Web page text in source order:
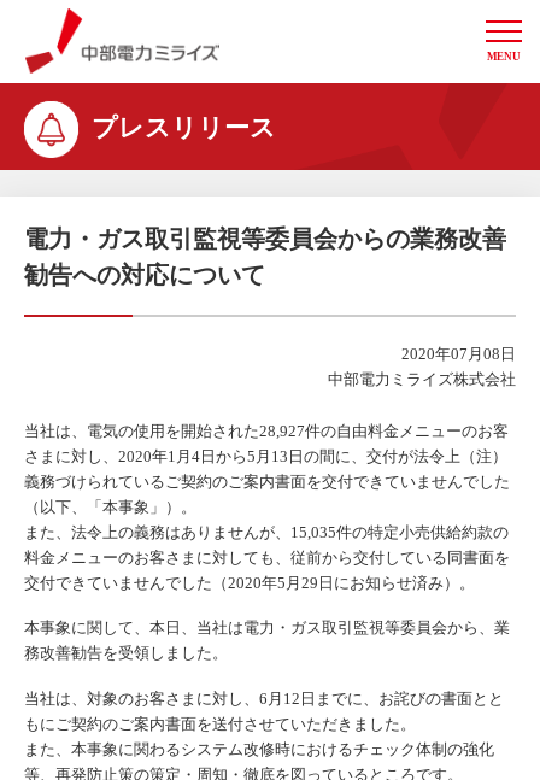
中部電力ミライズ
MENU
プレスリリース
電力・ガス取引監視等委員会からの業務改善
勧告への対応について
2020年07月08日
中部電力ミライズ株式会社
当社は、電気の使用を開始された28,927件の自由料金メニューのお客
さまに対し、2020年1月4日から5月13日の間に、交付が法令上（注）
義務づけられているご契約のご案内書面を交付できていませんでした
（以下、「本事象」）。
また、法令上の義務はありませんが、15,035件の特定小売供給約款の
料金メニューのお客さまに対しても、従前から交付している同書面を
交付できていませんでした（2020年5月29日にお知らせ済み）。
本事象に関して、本日、当社は電力・ガス取引監視等委員会から、業
務改善勧告を受領しました。
当社は、対象のお客さまに対し、6月12日までに、お詫びの書面とと
もにご契約のご案内書面を送付させていただきました。
また、本事象に関わるシステム改修時におけるチェック体制の強化
等、再発防止策の策定・周知・徹底を図っているところです。